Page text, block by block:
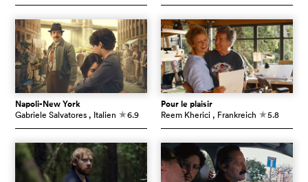
Napoli-New York
Gabriele Salvatores , Italien c6.9
Pour le plaisir
Reem Kherici , Frankreich c5.8